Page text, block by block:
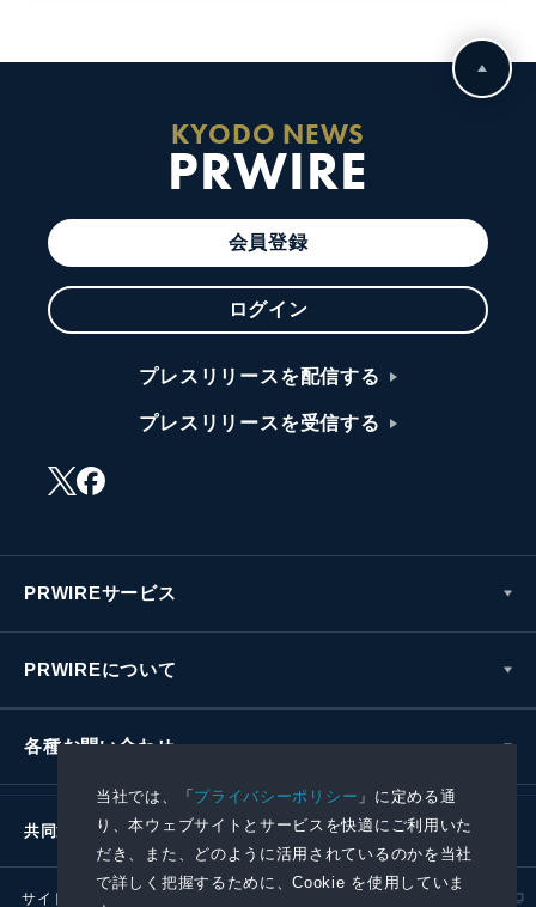
当社では、「プライバシーポリシー 」に定める通
り、本ウェブサイトとサービスを快適にご利用いた
だき、また、どのように活用されているのかを当社
で詳しく把握するために、Cookie を使用していま
KYODO NEWS
PRWIRE
会員登録
ログイン
プレスリリースを配信する
プレスリリースを受信する
PRWIREサービス
PRWIREについて
各種お問い合わせ
共同通信社グループ
サイトポリシー